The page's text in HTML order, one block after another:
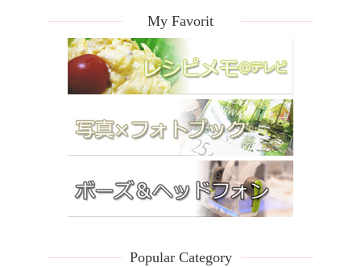
My Favorit
Popular Category